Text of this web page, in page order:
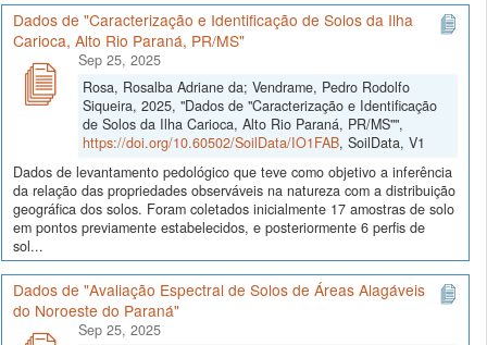
Dados de "Caracterização e Identificação de Solos da Ilha
Carioca, Alto Rio Paraná, PR/MS"
Sep 25, 2025
Rosa, Rosalba Adriane da; Vendrame, Pedro Rodolfo
Siqueira, 2025, "Dados de "Caracterização e Identificação
de Solos da Ilha Carioca, Alto Rio Paraná, PR/MS"",
https://doi.org/10.60502/SoilData/IO1FAB, SoilData, V1
Dados de levantamento pedológico que teve como objetivo a inferência
da relação das propriedades observáveis na natureza com a distribuição
geográfica dos solos. Foram coletados inicialmente 17 amostras de solo
em pontos previamente estabelecidos, e posteriormente 6 perfis de
sol...
Dados de "Avaliação Espectral de Solos de Áreas Alagáveis
do Noroeste do Paraná"
Sep 25, 2025